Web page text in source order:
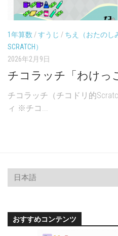
1年算数 /すうじ / ちえ（おたのし
SCRATCH）
2026年2月9日
チコラッチ「わけっ
チコラッチ（チコドリ的
ィ ※チコ...
おすすめコンテンツ